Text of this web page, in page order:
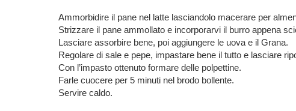
Ammorbidire il pane nel latte lasciandolo macerare per
Strizzare il pane ammollato e incorporarvi il burro appena
Lasciare assorbire bene, poi aggiungere le uova e il Grana.
Regolare di sale e pepe, impastare bene il tutto e lasciare
Con l’impasto ottenuto formare delle polpettine.
Farle cuocere per 5 minuti nel brodo bollente.
Servire caldo.